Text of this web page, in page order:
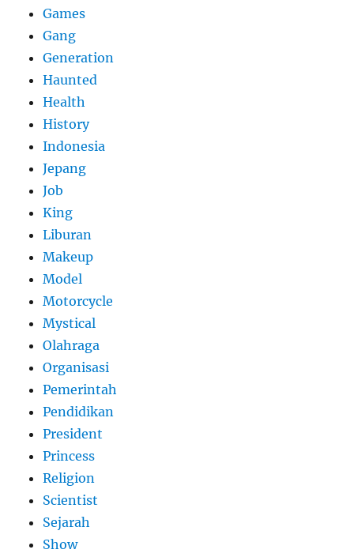
Games
Gang
Generation
Haunted
Health
History
Indonesia
Jepang
Job
King
Liburan
Makeup
Model
Motorcycle
Mystical
Olahraga
Organisasi
Pemerintah
Pendidikan
President
Princess
Religion
Scientist
Sejarah
Show